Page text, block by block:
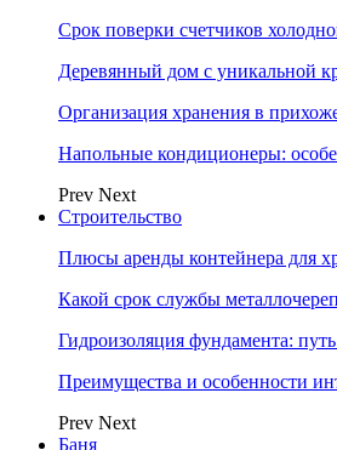
Срок поверки счетчиков
Деревянный дом с уникальной
Организация хранения в
Напольные кондиционеры:
Prev Next
Строительство
Плюсы аренды контейнера для
Какой срок службы
Гидроизоляция фундамента:
Преимущества и особенности
Prev Next
Баня